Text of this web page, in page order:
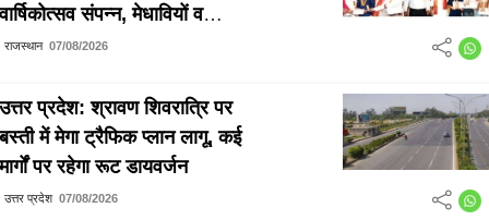
वार्षिकोत्सव संपन्न, मेधावियों व
प्रतिभाओं का हुआ सम्मान
राजस्थान 07/08/2026
उत्तर प्रदेश: श्रावण शिवरात्रि पर
बस्ती में मेगा ट्रैफिक प्लान लागू, कई
मार्गों पर रहेगा रूट डायवर्जन
उत्तर प्रदेश 07/08/2026